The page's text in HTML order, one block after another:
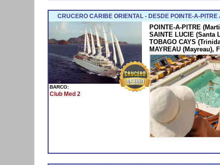
CRUCERO CARIBE ORIENTAL - DESDE POINTE-A-PITRE
BARCO:
Club Med 2
POINTE-A-PITRE
SAINTE LUCIE (Santa
TOBAGO CAYS
MAYREAU (Mayreau),